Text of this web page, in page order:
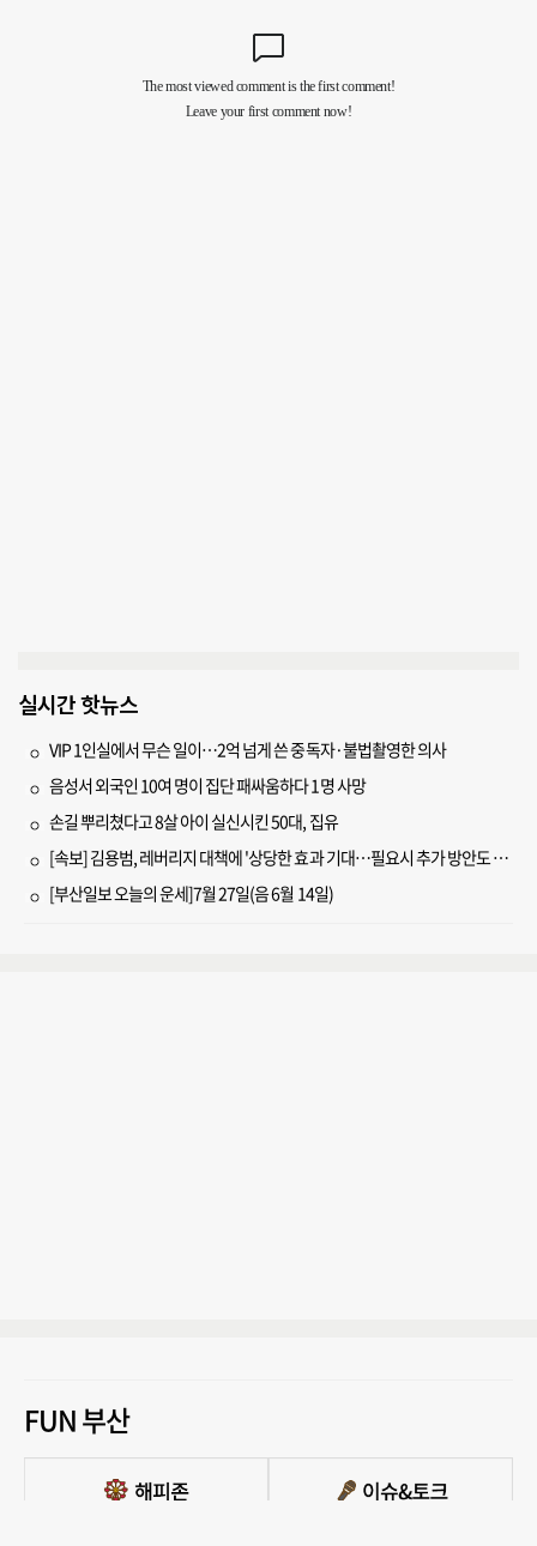
실시간 핫뉴스
VIP 1인실에서 무슨 일이…2억 넘게 쓴 중독자·불법촬영한 의사
음성서 외국인 10여 명이 집단 패싸움하다 1명 사망
손길 뿌리쳤다고 8살 아이 실신시킨 50대, 집유
[속보] 김용범, 레버리지 대책에 '상당한 효과 기대…필요시 추가 방안도 검토'
[부산일보 오늘의 운세]7월 27일(음 6월 14일)
FUN 부산